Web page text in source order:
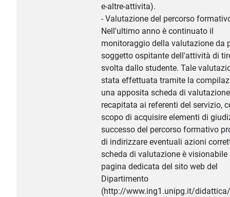
e-altre-attivita).
- Valutazione del percorso
Nell'ultimo anno è continuato il
monitoraggio della valutazione da
soggetto ospitante dell'attività di
svolta dallo studente. Tale
stata effettuata tramite la
una apposita scheda di valutazione
recapitata ai referenti del servizio,
scopo di acquisire elementi di
successo del percorso formativo
di indirizzare eventuali azioni
scheda di valutazione è visionabile
pagina dedicata del sito web del
Dipartimento
(http://www.ing1.unipg.it/